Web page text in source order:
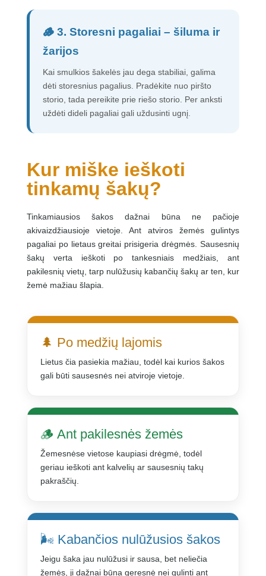
🪵 3. Storesni pagaliai – šiluma ir
žarijos
Kai smulkios šakelės jau dega stabiliai, galima
dėti storesnius pagalius. Pradėkite nuo piršto
storio, tada pereikite prie riešo storio. Per anksti
uždėti dideli pagaliai gali uždusinti ugnį.
Kur miške ieškoti
tinkamų šakų?
Tinkamiausios šakos dažnai būna ne pačioje
akivaizdžiausioje vietoje. Ant atviros žemės gulintys
pagaliai po lietaus greitai prisigeria drėgmės. Sausesnių
šakų verta ieškoti po tankesniais medžiais, ant
pakilesnių vietų, tarp nulūžusių kabančių šakų ar ten, kur
žemė mažiau šlapia.
🌲 Po medžių lajomis
Lietus čia pasiekia mažiau, todėl kai kurios šakos
gali būti sausesnės nei atviroje vietoje.
🪵 Ant pakilesnės žemės
Žemesnėse vietose kaupiasi drėgmė, todėl
geriau ieškoti ant kalvelių ar sausesnių takų
pakraščių.
🌬️ Kabančios nulūžusios šakos
Jeigu šaka jau nulūžusi ir sausa, bet neliečia
žemės, ji dažnai būna geresnė nei gulinti ant